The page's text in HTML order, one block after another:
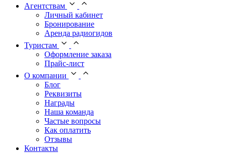
Агентствам
Личный кабинет
Бронирование
Аренда радиогидов
Туристам
Оформление заказа
Прайс-лист
О компании
Блог
Реквизиты
Награды
Наша команда
Частые вопросы
Как оплатить
Отзывы
Контакты